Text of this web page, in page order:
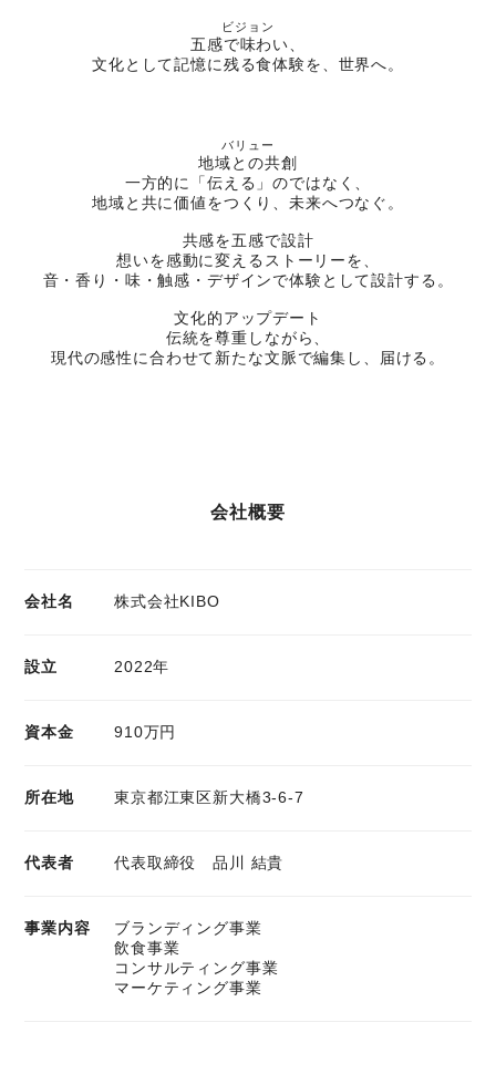
ビジョン
五感で味わい、
文化として記憶に残る食体験を、世界へ。
バリュー
地域との共創
一方的に「伝える」のではなく、
地域と共に価値をつくり、未来へつなぐ。
共感を五感で設計
想いを感動に変えるストーリーを、
音・香り・味・触感・デザインで体験として設計する。
文化的アップデート
伝統を尊重しながら、
現代の感性に合わせて新たな文脈で編集し、届ける。
会社概要
会社名 株式会社KIBO
設立 2022年
資本金 910万円
所在地 東京都江東区新大橋3-6-7
代表者 代表取締役 品川 結貴
事業内容
ブランディング事業
飲食事業
コンサルティング事業
マーケティング事業